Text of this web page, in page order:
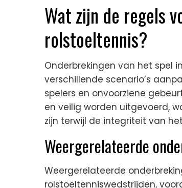
Wat zijn de regels
rolstoeltennis?
Onderbrekingen van het spel
verschillende scenario’s
spelers en onvoorziene
en veilig worden uitgevoerd,
zijn terwijl de integriteit van
Weergerelateerde
Weergerelateerde
rolstoeltenniswedstrijden,